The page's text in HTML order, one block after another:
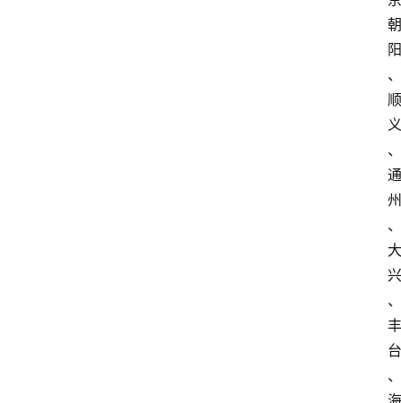
朝
阳
、
顺
义
、
通
州
、
大
兴
、
丰
台
、